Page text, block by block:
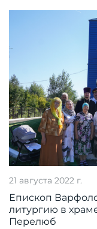
21 августа 2022 г.
Епископ
литургию в
Перелюб